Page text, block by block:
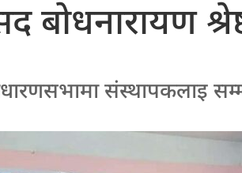
बोधनारायण
संस्थापकलाइ